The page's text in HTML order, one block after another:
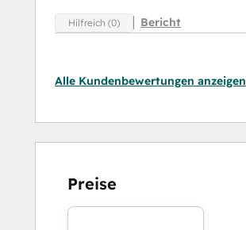
Hilfreich (0) Bericht
Alle Kundenbewertungen anzeigen
Preise